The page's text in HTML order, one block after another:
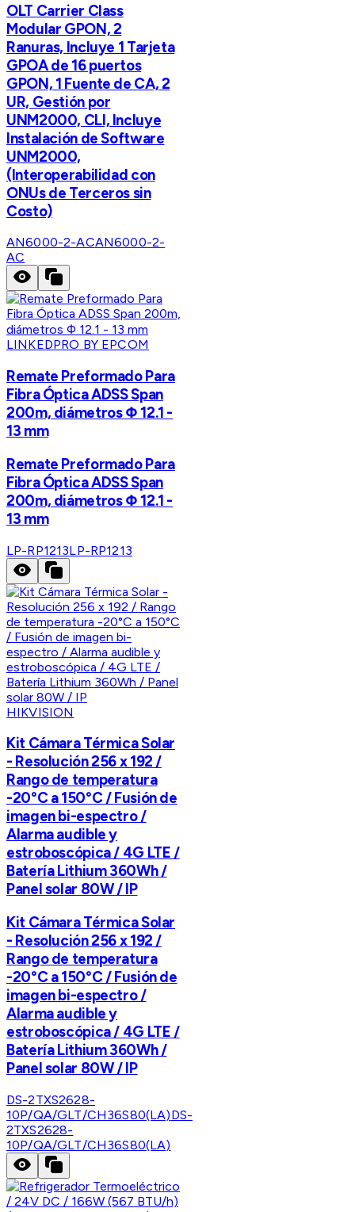
OLT Carrier Class
Modular GPON, 2
Ranuras, Incluye 1 Tarjeta
GPOA de 16 puertos
GPON, 1 Fuente de CA, 2
UR, Gestión por
UNM2000, CLI, Incluye
Instalación de Software
UNM2000,
(Interoperabilidad con
ONUs de Terceros sin
Costo)
AN6000-2-ACAN6000-2-
AC
LINKEDPRO BY EPCOM
Remate Preformado Para
Fibra Óptica ADSS Span
200m, diámetros Φ 12.1 -
13 mm
Remate Preformado Para
Fibra Óptica ADSS Span
200m, diámetros Φ 12.1 -
13 mm
LP-RP1213LP-RP1213
HIKVISION
Kit Cámara Térmica Solar
- Resolución 256 x 192 /
Rango de temperatura
-20°C a 150°C / Fusión de
imagen bi-espectro /
Alarma audible y
estroboscópica / 4G LTE /
Batería Lithium 360Wh /
Panel solar 80W / IP
Kit Cámara Térmica Solar
- Resolución 256 x 192 /
Rango de temperatura
-20°C a 150°C / Fusión de
imagen bi-espectro /
Alarma audible y
estroboscópica / 4G LTE /
Batería Lithium 360Wh /
Panel solar 80W / IP
DS-2TXS2628-
10P/QA/GLT/CH36S80(LA)DS-
2TXS2628-
10P/QA/GLT/CH36S80(LA)